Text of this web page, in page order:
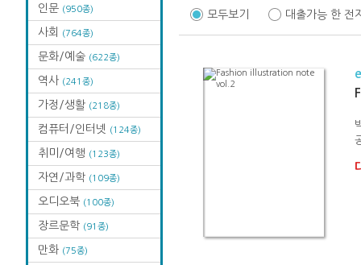
인문 (950종)
사회 (764종)
문화/예술 (622종)
역사 (241종)
가정/생활 (218종)
컴퓨터/인터넷 (124종)
취미/여행 (123종)
자연/과학 (109종)
오디오북 (100종)
장르문학 (91종)
만화 (75종)
모두보기 대출가능 한 전